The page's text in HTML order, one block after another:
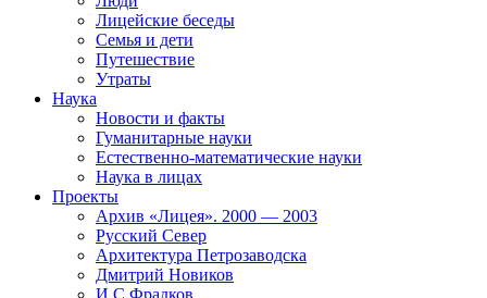
Лицейские беседы
Семья и дети
Путешествие
Утраты
Наука
Новости и факты
Гуманитарные науки
Естественно-математические науки
Наука в лицах
Проекты
Архив «Лицея». 2000 — 2003
Русский Север
Архитектура Петрозаводска
Дмитрий Новиков